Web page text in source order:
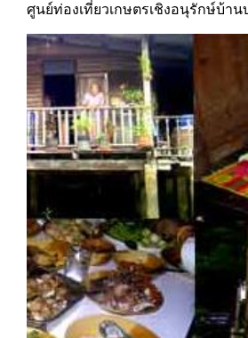
ศูนย์ท่องเที่ยวเกษตรเชิงอนุรักษ์บ้าน